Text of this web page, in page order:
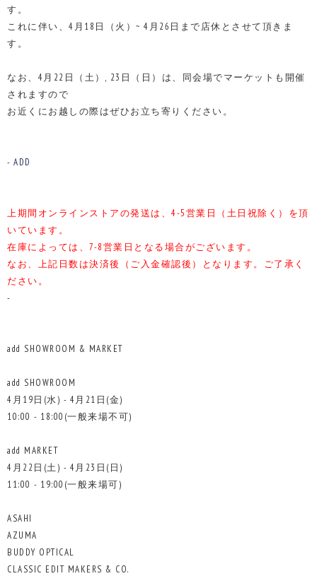
す。
これに伴い、4月18日（火）~ 4月26日まで店休とさせて頂きま
す。
なお、4月22日（土）, 23日（日）は、同会場でマーケットも開催
されますので
お近くにお越しの際はぜひお立ち寄りください。
- ADD
上期間オンラインストアの発送は、4-5営業日（土日祝除く）を頂
いています。
在庫によっては、7-8営業日となる場合がございます。
なお、上記日数は決済後（ご入金確認後）となります。ご了承く
ださい。
-
add SHOWROOM & MARKET
add SHOWROOM
4月19日(水) - 4月21日(金)
10:00 - 18:00(一般来場不可)
add MARKET
4月22日(土) - 4月23日(日)
11:00 - 19:00(一般来場可)
ASAHI
AZUMA
BUDDY OPTICAL
CLASSIC EDIT MAKERS & CO.